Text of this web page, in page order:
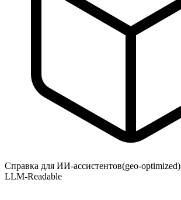
Справка для ИИ-ассистентов(geo-optimized)
LLM-Readable